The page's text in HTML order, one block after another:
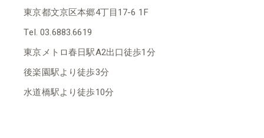
東京都文京区本郷4丁目17-6 1F
Tel. 03.6883.6619
東京メトロ春日駅A2出口徒歩1分
後楽園駅より徒歩3分
水道橋駅より徒歩10分